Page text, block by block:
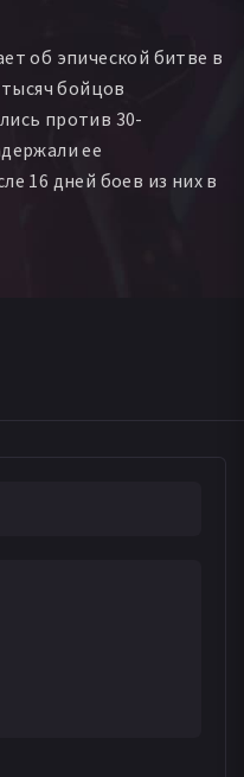
об эпической битве в
бойцов
против 30-
ее
16 дней боев из них в